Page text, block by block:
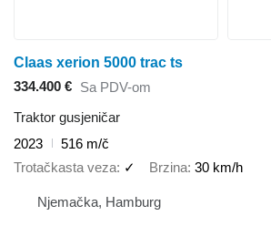
Claas xerion 5000 trac ts
334.400 € Sa PDV-om
Traktor gusjeničar
2023
516 m/č
Trotačkasta veza ✓ Brzina 30 km/h
Njemačka, Hamburg